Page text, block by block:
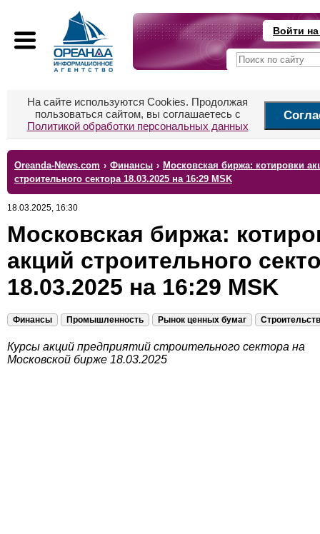
Войти
На сайте используются Cookies. Продолжая
пользоваться сайтом, вы соглашаетесь с
Политикой обработки персональных данных
Oreanda-News.com › Финансы › Московская биржа: котировки
строительного сектора 18.03.2025 на 16:29 MSK
18.03.2025, 16:30
Московская биржа:
акций строительного
18.03.2025 на 16:29 MSK
Финансы Промышленность Рынок ценных бумаг
Курсы акций предприятий строительного сектора на
Московской бирже 18.03.2025